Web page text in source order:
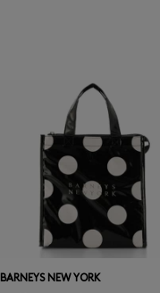
BARNEYS NEW YORK